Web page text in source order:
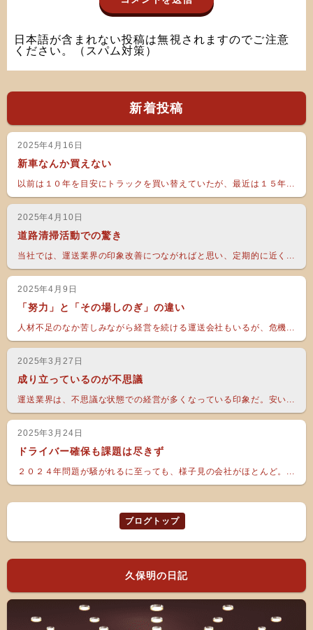
日本語が含まれない投稿は無視されますのでご注意
ください。（スパム対策）
新着投稿
2025年4月16日
新車なんか買えない
以前は１０年を目安にトラックを買い替えていたが、最近は１５年...
2025年4月10日
道路清掃活動での驚き
当社では、運送業界の印象改善につながればと思い、定期的に近く...
2025年4月9日
「努力」と「その場しのぎ」の違い
人材不足のなか苦しみながら経営を続ける運送会社もいるが、危機...
2025年3月27日
成り立っているのが不思議
運送業界は、不思議な状態での経営が多くなっている印象だ。安い...
2025年3月24日
ドライバー確保も課題は尽きず
２０２４年問題が騒がれるに至っても、様子見の会社がほとんど。...
ブログトップ
久保明の日記